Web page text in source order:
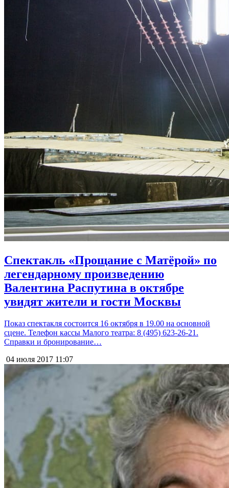
Спектакль «Прощание с Матёрой» по
легендарному произведению
Валентина Распутина в октябре
увидят жители и гости Москвы
Показ спектакля состоится 16 октября в 19.00 на основной
сцене. Телефон кассы Малого театра: 8 (495) 623-26-21.
Справки и бронирование…
04 июля 2017 11:07